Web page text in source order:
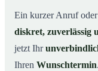
Ein kurzer Anruf
diskret, zuverlässig
jetzt Ihr
Ihren Wunschtermin.